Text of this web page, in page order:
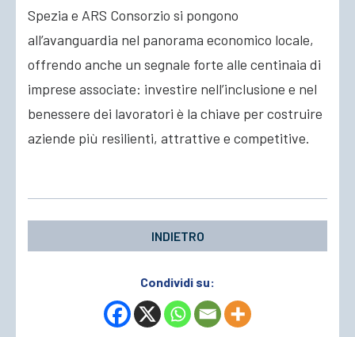
Spezia e ARS Consorzio si pongono
all’avanguardia nel panorama economico locale,
offrendo anche un segnale forte alle centinaia di
imprese associate: investire nell’inclusione e nel
benessere dei lavoratori è la chiave per costruire
aziende più resilienti, attrattive e competitive.
INDIETRO
Condividi su: